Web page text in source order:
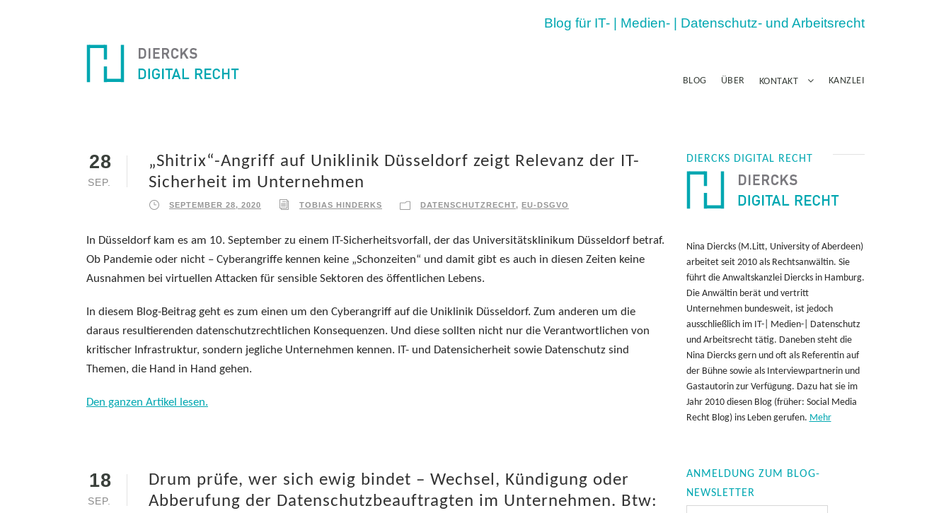
Blog für IT- | Medien- | Datenschutz- und Arbeitsrecht
BLOG ÜBER KONTAKT KANZLEI
28
SEP.
„Shitrix“-Angriff auf Uniklinik Düsseldorf zeigt Relevanz der IT-
Sicherheit im Unternehmen
SEPTEMBER 28, 2020 TOBIAS HINDERKS DATENSCHUTZRECHT, EU-DSGVO
In Düsseldorf kam es am 10. September zu einem IT-Sicherheitsvorfall, der das Universitätsklinikum Düsseldorf betraf.
Ob Pandemie oder nicht – Cyberangriffe kennen keine „Schonzeiten“ und damit gibt es auch in diesen Zeiten keine
Ausnahmen bei virtuellen Attacken für sensible Sektoren des öffentlichen Lebens.
In diesem Blog-Beitrag geht es zum einen um den Cyberangriff auf die Uniklinik Düsseldorf. Zum anderen um die
daraus resultierenden datenschutzrechtlichen Konsequenzen. Und diese sollten nicht nur die Verantwortlichen von
kritischer Infrastruktur, sondern jegliche Unternehmen kennen. IT- und Datensicherheit sowie Datenschutz sind
Themen, die Hand in Hand gehen.
Den ganzen Artikel lesen.
18
SEP.
Drum prüfe, wer sich ewig bindet – Wechsel, Kündigung oder
Abberufung der Datenschutzbeauftragten im Unternehmen. Btw:
DIERCKS DIGITAL RECHT
Nina Diercks (M.Litt, University of Aberdeen)
arbeitet seit 2010 als Rechtsanwältin. Sie
führt die Anwaltskanzlei Diercks in Hamburg.
Die Anwältin berät und vertritt
Unternehmen bundesweit, ist jedoch
ausschließlich im IT-| Medien-| Datenschutz
und Arbeitsrecht tätig. Daneben steht die
Nina Diercks gern und oft als Referentin auf
der Bühne sowie als Interviewpartnerin und
Gastautorin zur Verfügung. Dazu hat sie im
Jahr 2010 diesen Blog (früher: Social Media
Recht Blog) ins Leben gerufen. Mehr
ANMELDUNG ZUM BLOG-
NEWSLETTER